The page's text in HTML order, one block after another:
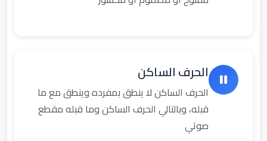
الحرف الساكن
الحرف الساكن لا ينطق بمفرده وينطق مع ما
قبله، وبالتالي الحرف الساكن وما قبله مقطع
صوتي